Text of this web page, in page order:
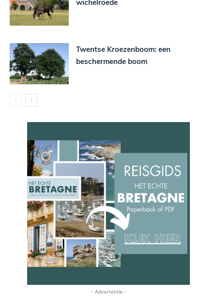
wichelroede
Twentse Kroezenboom: een
beschermende boom
- Advertentie -